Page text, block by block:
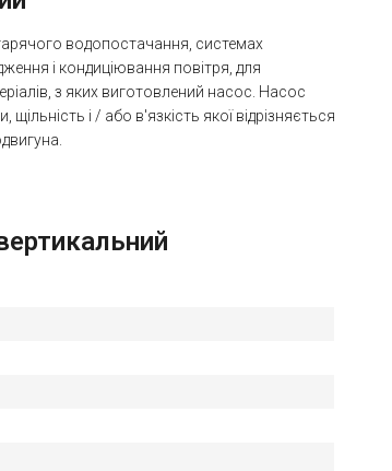
водопостачання, системах
і кондиціювання повітря, для
з яких виготовлений насос. Насос
і / або в'язкість якої відрізняється